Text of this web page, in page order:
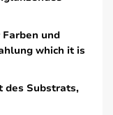
und
which it is
des Substrats,